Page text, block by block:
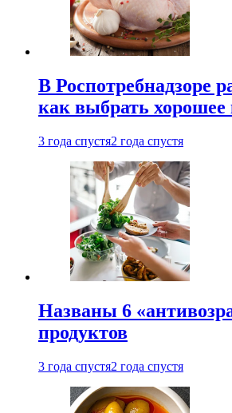
В Роспотребнадзоре
как выбрать хорошее
3 года спустя2 года спустя
Названы 6
продуктов
3 года спустя2 года спустя